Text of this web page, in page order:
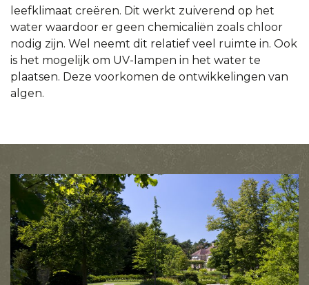
leefklimaat creëren. Dit werkt zuiverend op het
water waardoor er geen chemicaliën zoals chloor
nodig zijn. Wel neemt dit relatief veel ruimte in. Ook
is het mogelijk om UV-lampen in het water te
plaatsen. Deze voorkomen de ontwikkelingen van
algen.